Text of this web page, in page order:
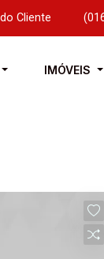
Cliente
IMÓVEIS